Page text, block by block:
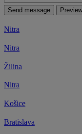
Nitra
Nitra
Žilina
Nitra
Košice
Bratislava